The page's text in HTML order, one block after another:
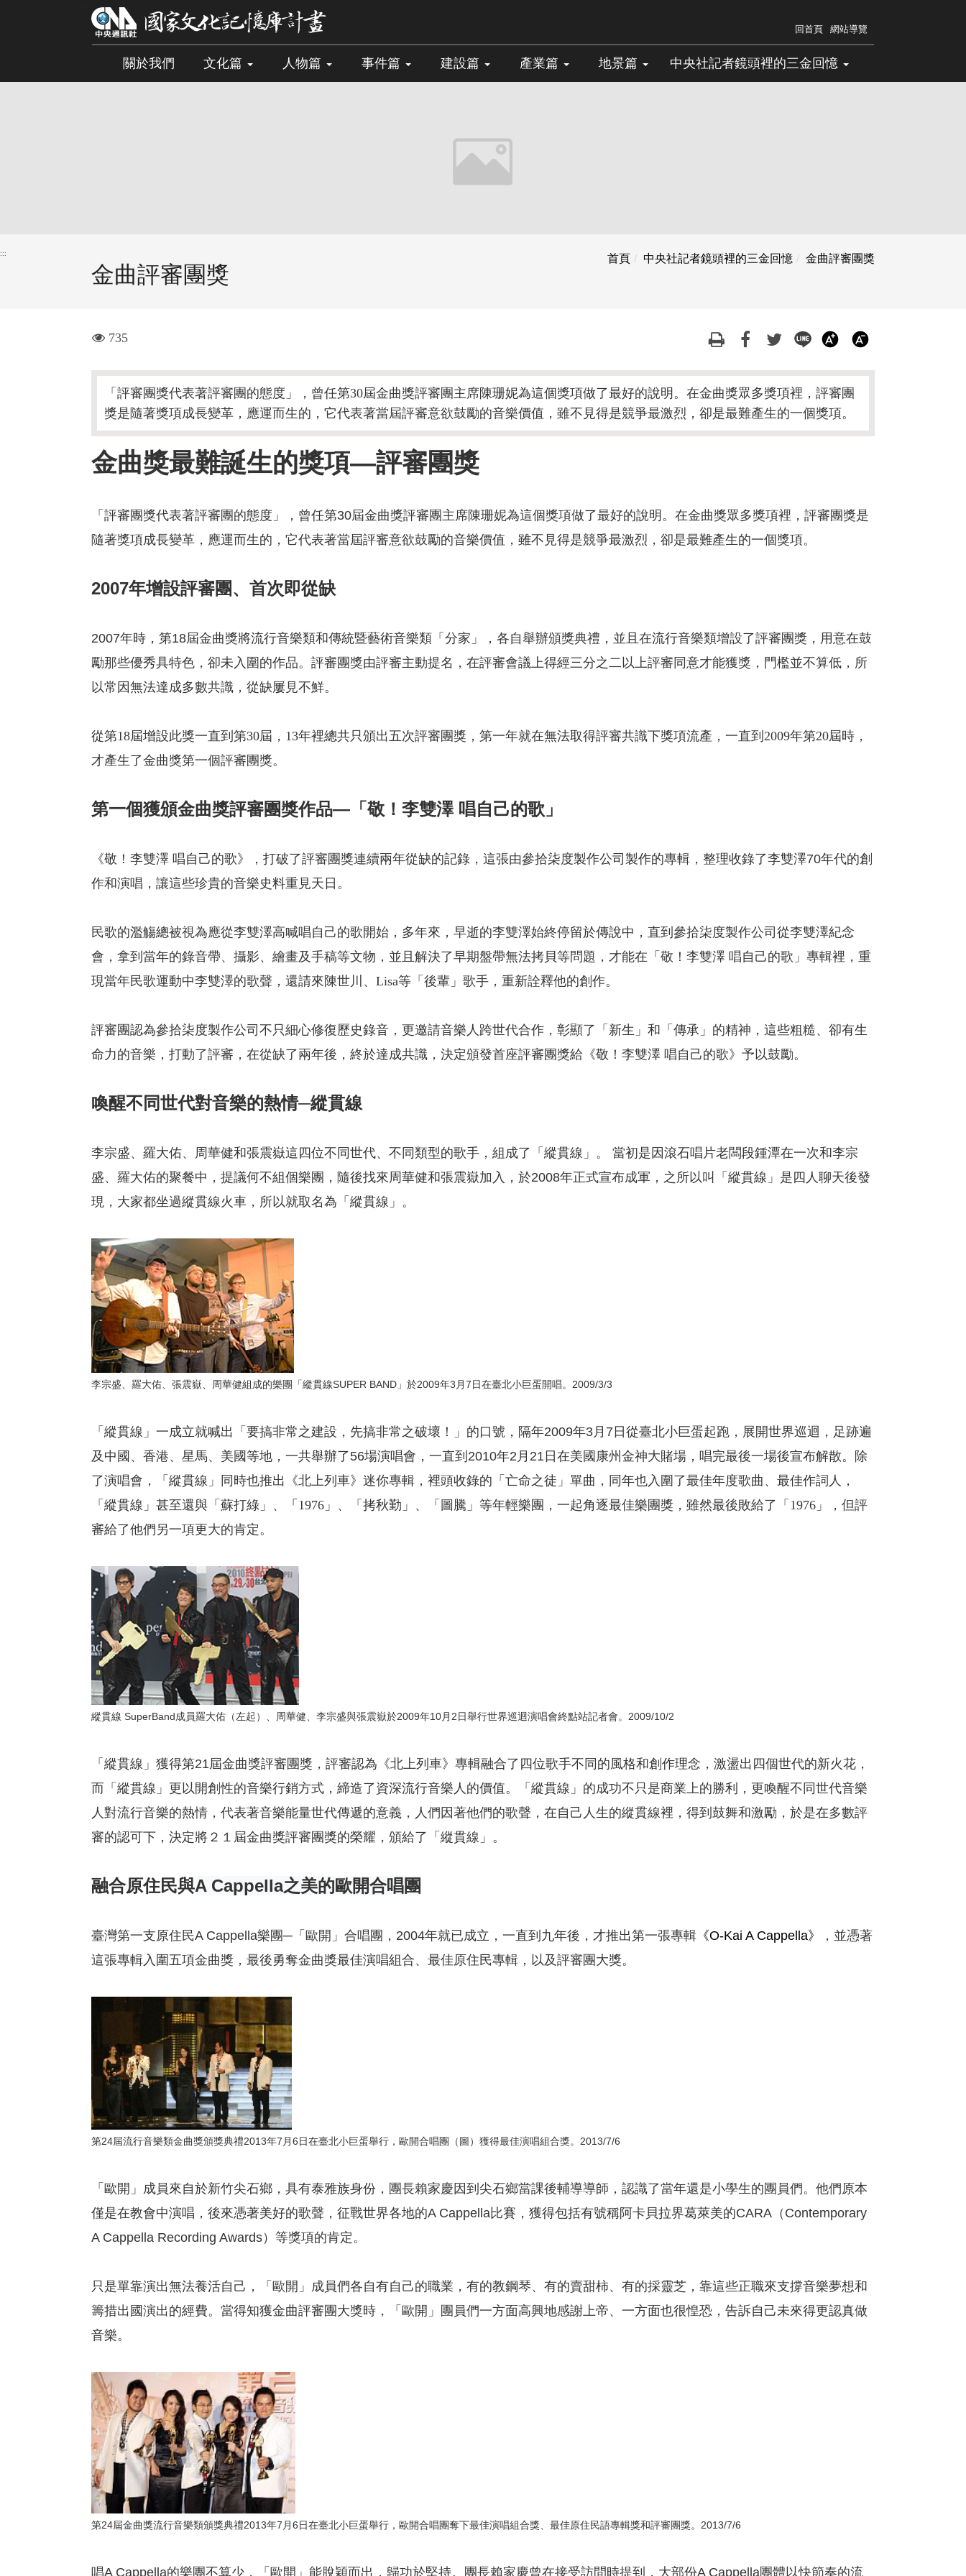
內
回首頁 網站導覽
關於我們 文化篇 人物篇 事件篇 建設篇 產業篇 地景篇 中央社記者鏡頭裡的三金回憶
::: 首頁 中央社記者鏡頭裡的三金回憶 金曲評審團獎
金曲評審團獎
visit
735
「評審團獎代表著評審團的態度」，曾任第30屆金曲獎評審團主席陳珊妮為這個獎項做了最好的說明。在金曲獎眾多獎項裡，評審團
獎是隨著獎項成長變革，應運而生的，它代表著當屆評審意欲鼓勵的音樂價值，雖不見得是競爭最激烈，卻是最難產生的一個獎項。
金曲獎最難誕生的獎項—評審團獎
「評審團獎代表著評審團的態度」，曾任第30屆金曲獎評審團主席陳珊妮為這個獎項做了最好的說明。在金曲獎眾多獎項裡，評審團獎是
隨著獎項成長變革，應運而生的，它代表著當屆評審意欲鼓勵的音樂價值，雖不見得是競爭最激烈，卻是最難產生的一個獎項。
2007年增設評審團、首次即從缺
2007年時，第18屆金曲獎將流行音樂類和傳統暨藝術音樂類「分家」，各自舉辦頒獎典禮，並且在流行音樂類增設了評審團獎，用意在鼓
勵那些優秀具特色，卻未入圍的作品。評審團獎由評審主動提名，在評審會議上得經三分之二以上評審同意才能獲獎，門檻並不算低，所
以常因無法達成多數共識，從缺屢見不鮮。
從第18屆增設此獎一直到第30屆，13年裡總共只頒出五次評審團獎，第一年就在無法取得評審共識下獎項流產，一直到2009年第20屆時，
才產生了金曲獎第一個評審團獎。
第一個獲頒金曲獎評審團獎作品—「敬！李雙澤 唱自己的歌」
《敬！李雙澤 唱自己的歌》，打破了評審團獎連續兩年從缺的記錄，這張由參拾柒度製作公司製作的專輯，整理收錄了李雙澤70年代的創
作和演唱，讓這些珍貴的音樂史料重見天日。
民歌的濫觴總被視為應從李雙澤高喊唱自己的歌開始，多年來，早逝的李雙澤始終停留於傳說中，直到參拾柒度製作公司從李雙澤紀念
會，拿到當年的錄音帶、攝影、繪畫及手稿等文物，並且解決了早期盤帶無法拷貝等問題，才能在「敬！李雙澤 唱自己的歌」專輯裡，重
現當年民歌運動中李雙澤的歌聲，還請來陳世川、Lisa等「後輩」歌手，重新詮釋他的創作。
評審團認為參拾柒度製作公司不只細心修復歷史錄音，更邀請音樂人跨世代合作，彰顯了「新生」和「傳承」的精神，這些粗糙、卻有生
命力的音樂，打動了評審，在從缺了兩年後，終於達成共識，決定頒發首座評審團獎給《敬！李雙澤 唱自己的歌》予以鼓勵。
喚醒不同世代對音樂的熱情─縱貫線
李宗盛、羅大佑、周華健和張震嶽這四位不同世代、不同類型的歌手，組成了「縱貫線」。 當初是因滾石唱片老闆段鍾潭在一次和李宗
盛、羅大佑的聚餐中，提議何不組個樂團，隨後找來周華健和張震嶽加入，於2008年正式宣布成軍，之所以叫「縱貫線」是四人聊天後發
現，大家都坐過縱貫線火車，所以就取名為「縱貫線」。
李宗盛、羅大佑、張震嶽、周華健組成的樂團「縱貫線SUPER BAND」於2009年3月7日在臺北小巨蛋開唱。2009/3/3
「縱貫線」一成立就喊出「要搞非常之建設，先搞非常之破壞！」的口號，隔年2009年3月7日從臺北小巨蛋起跑，展開世界巡迴，足跡遍
及中國、香港、星馬、美國等地，一共舉辦了56場演唱會，一直到2010年2月21日在美國康州金神大賭場，唱完最後一場後宣布解散。除
了演唱會，「縱貫線」同時也推出《北上列車》迷你專輯，裡頭收錄的「亡命之徒」單曲，同年也入圍了最佳年度歌曲、最佳作詞人，
「縱貫線」甚至還與「蘇打綠」、
「 1976」、「拷秋勤」、「圖騰」等年輕樂團，一起角逐最佳樂團獎，雖然最後敗給了「1976」，但評
審給了他們另一項更大的肯定。
縱貫線 SuperBand成員羅大佑（左起）、周華健、李宗盛與張震嶽於2009年10月2日舉行世界巡迴演唱會終點站記者會。2009/10/2
「縱貫線」獲得第21屆金曲獎評審團獎，評審認為《北上列車》專輯融合了四位歌手不同的風格和創作理念，激盪出四個世代的新火花，
而「縱貫線」更以開創性的音樂行銷方式，締造了資深流行音樂人的價值。「縱貫線」的成功不只是商業上的勝利，更喚醒不同世代音樂
人對流行音樂的熱情，代表著音樂能量世代傳遞的意義，人們因著他們的歌聲，在自己人生的縱貫線裡，得到鼓舞和激勵，於是在多數評
審的認可下，決定將２１屆金曲獎評審團獎的榮耀，頒給了「縱貫線」。
融合原住民與A Cappella之美的歐開合唱團
臺灣第一支原住民A Cappella樂團─「歐開」合唱團，2004年就已成立，一直到九年後，才推出第一張專輯 《O-Kai A Cappella》
，並憑著
這張專輯入圍五項金曲獎，最後勇奪金曲獎最佳演唱組合、最佳原住民專輯，以及評審團大獎。
第24屆流行音樂類金曲獎頒獎典禮2013年7月6日在臺北小巨蛋舉行，歐開合唱團（圖）獲得最佳演唱組合獎。2013/7/6
「歐開」成員來自於新竹尖石鄉，具有泰雅族身份，團長賴家慶因到尖石鄉當課後輔導導師，認識了當年還是小學生的團員們。他們原本
僅是在教會中演唱，後來憑著美好的歌聲，征戰世界各地的A Cappella比賽，獲得包括有號稱阿卡貝拉界葛萊美的CARA（Contemporary
A Cappella Recording Awards）等獎項的肯定。
只是單靠演出無法養活自己，「歐開」成員們各自有自己的職業，有的教鋼琴、有的賣甜柿、有的採靈芝，靠這些正職來支撐音樂夢想和
籌措出國演出的經費。當得知獲金曲評審團大獎時，「歐開」團員們一方面高興地感謝上帝、一方面也很惶恐，告訴自己未來得更認真做
音樂。
第24屆金曲獎流行音樂類頒獎典禮2013年7月6日在臺北小巨蛋舉行，歐開合唱團奪下最佳演唱組合獎、最佳原住民語專輯獎和評審團獎。2013/7/6
唱A Cappella的樂團不算少，「歐開」能脫穎而出，歸功於堅持。團長賴家慶曾在接受訪問時提到，大部份A Cappella團體以快節奏的流